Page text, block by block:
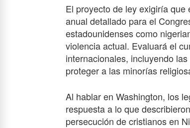
El proyecto de ley exigiría
anual detallado para el
estadounidenses como
violencia actual. Evaluará el
internacionales, incluyendo
proteger a las minorías
Al hablar en Washington, los
respuesta a lo que
persecución de cristianos en